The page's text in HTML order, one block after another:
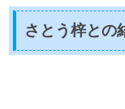
さとう梓との